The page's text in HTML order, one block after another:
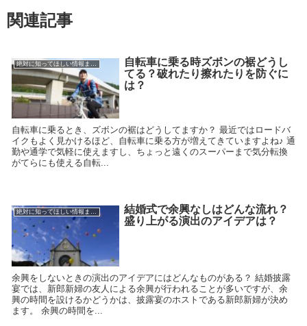
関連記事
絶対に知ってほしい情報まとめ
自転車に乗る時ズボンの裾どうし
てる？破れたり擦れたりを防ぐに
は？
自転車に乗るとき、ズボンの裾はどうしてますか？ 最近ではロードバ
イクもよく見かけるほど、自転車に乗る方が増えてきていますよね♪ 通
勤や通学で気軽に使えますし、ちょっと遠くのスーパーまで気分転換
がてらにも使える自転...
絶対に知ってほしい情報まとめ
結婚式で余興なしはどんな流れ？
盛り上がる演出のアイデアは？
余興をしないときの演出のアイデアにはどんなものがある？ 結婚披露
宴では、新郎新婦の友人による余興が行われることが多いですが、余
興の時間を設けるかどうかは、披露宴のホストである新郎新婦が決め
ます。 余興の時間を...